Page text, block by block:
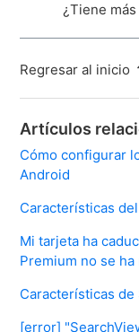
¿Tiene
Regresar al inicio
Artículos
Cómo configurar
Android
Características
Mi tarjeta ha
Premium no se
Características de
[error]